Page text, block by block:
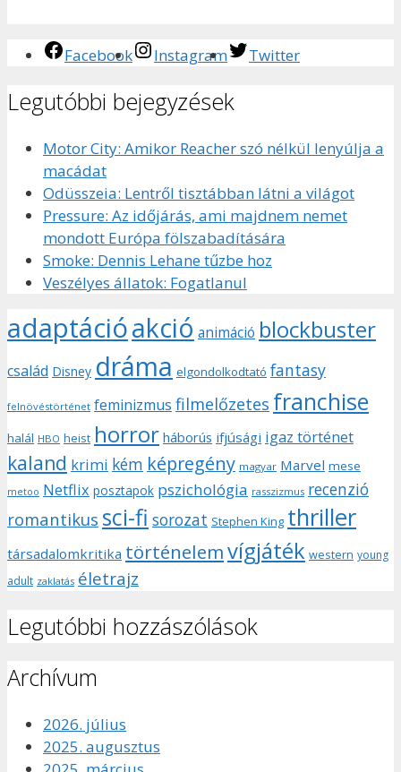
Facebook Instagram Twitter
Legutóbbi bejegyzések
Motor City: Amikor Reacher szó nélkül lenyúlja a
macádat
Odüsszeia: Lentről tisztábban látni a világot
Pressure: Az időjárás, ami majdnem nemet
mondott Európa fölszabadítására
Smoke: Dennis Lehane tűzbe hoz
Veszélyes állatok: Fogatlanul
adaptációakció animáció blockbuster
család Disney dráma elgondolkodtató fantasy
felnövéstörténet feminizmus filmelőzetes franchise
halál HBO heist horror háborús ifjúsági igaz történet
kaland krimi kém képregény magyar Marvel mese
metoo Netflix posztapok pszichológia rasszizmus recenzió
romantikus sci-fi sorozat Stephen King thriller
társadalomkritika történelemvígjáték western young
adult zaklatás életrajz
Legutóbbi hozzászólások
Archívum
2026. július
2025. augusztus